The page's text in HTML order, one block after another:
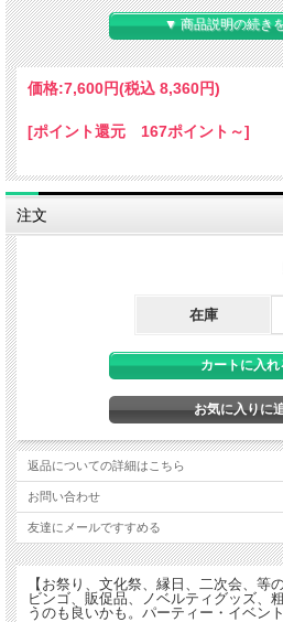
▼ 商品説明の続き
価格:7,600円(税込 8,360円)
[ポイント還元 167ポイント～]
注文
在庫
返品についての詳細はこちら
お問い合わせ
友達にメールですすめる
【お祭り、文化祭、縁日、二次会、等
ビンゴ、販促品、ノベルティグッズ、
うのも良いかも。パーティー・イベン